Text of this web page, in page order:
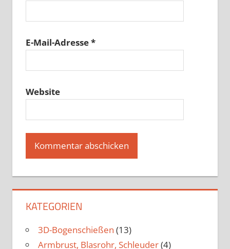
E-Mail-Adresse*
Website
KATEGORIEN
3D-Bogenschießen (13)
Armbrust, Blasrohr, Schleuder(4)